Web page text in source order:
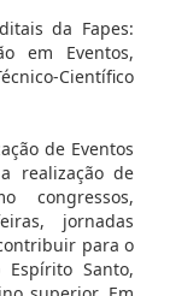
da Fapes:
em Eventos,
Científico
de Eventos
realização de
congressos,
jornadas
para o
Espírito Santo,